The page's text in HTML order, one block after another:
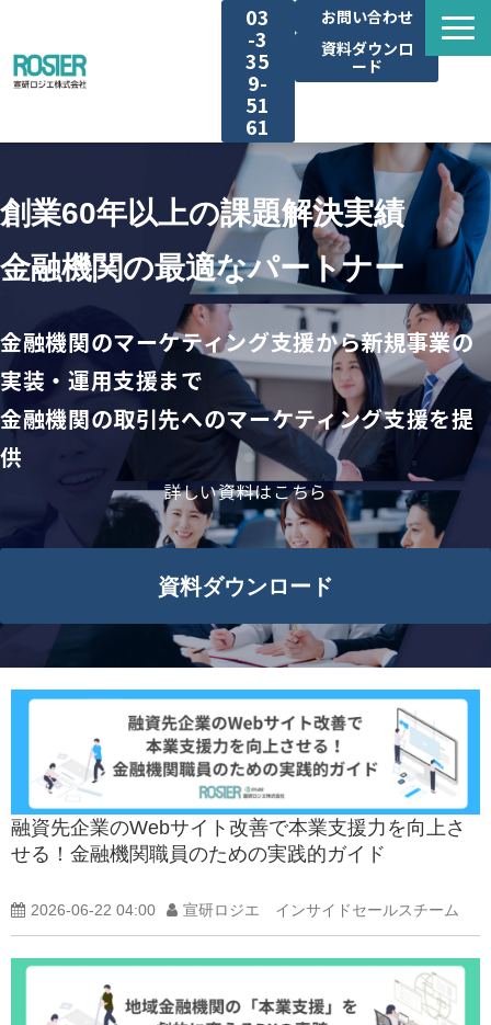
03
-3
35
9-
51
61
お問い合わせ
資料ダウンロ
ード
お役立ち記事
よくあるご質問
創業60年以上の課題解決実績
金融機関の最適なパートナー
金融機関のマーケティング支援から新規事業の
実装・運用支援まで
金融機関の取引先へのマーケティング支援を提
供
詳しい資料はこちら
資料ダウンロード
融資先企業のWebサイト改善で本業支援力を向上さ
せる！金融機関職員のための実践的ガイド
2026-06-22 04:00 宣研ロジエ インサイドセールスチーム